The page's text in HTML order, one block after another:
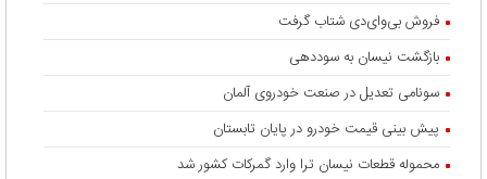
فروش بی‌وای‌دی شتاب گرفت
بازگشت نیسان به سوددهی
سونامی تعدیل در صنعت خودروی آلمان
پیش بینی قیمت خودرو در پایان تابستان
محموله قطعات نیسان ترا وارد گمرکات کشور شد